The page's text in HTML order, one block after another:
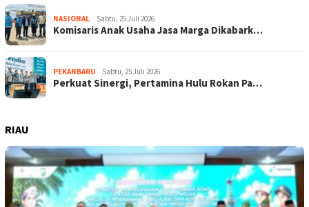
NASIONAL Sabtu, 25 Juli 2026
Komisaris Anak Usaha Jasa Marga Dikabark…
PEKANBARU Sabtu, 25 Juli 2026
Perkuat Sinergi, Pertamina Hulu Rokan Pa…
RIAU